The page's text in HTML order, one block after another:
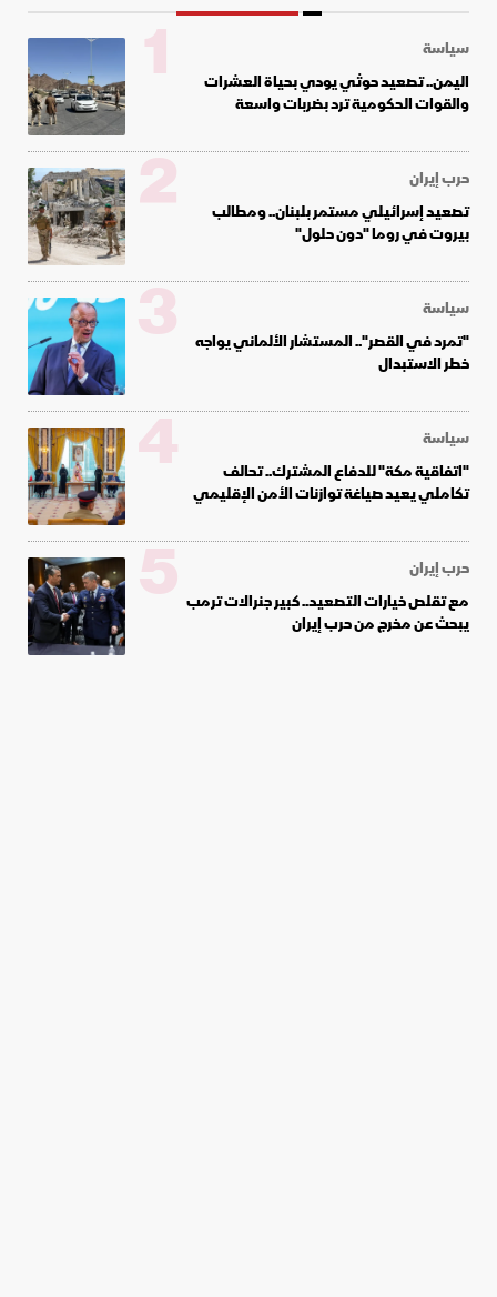
سياسة
اليمن.. تصعيد حوثي يودي بحياة العشرات
والقوات الحكومية ترد بضربات واسعة
1
حرب إيران
تصعيد إسرائيلي مستمر بلبنان.. ومطالب
بيروت في روما "دون حلول"
2
سياسة
"تمرد في القصر".. المستشار الألماني يواجه
خطر الاستبدال
3
سياسة
"اتفاقية مكة" للدفاع المشترك.. تحالف
تكاملي يعيد صياغة توازنات الأمن الإقليمي 4
حرب إيران
مع تقلص خيارات التصعيد.. كبير جنرالات ترمب
يبحث عن مخرج من حرب إيران
5